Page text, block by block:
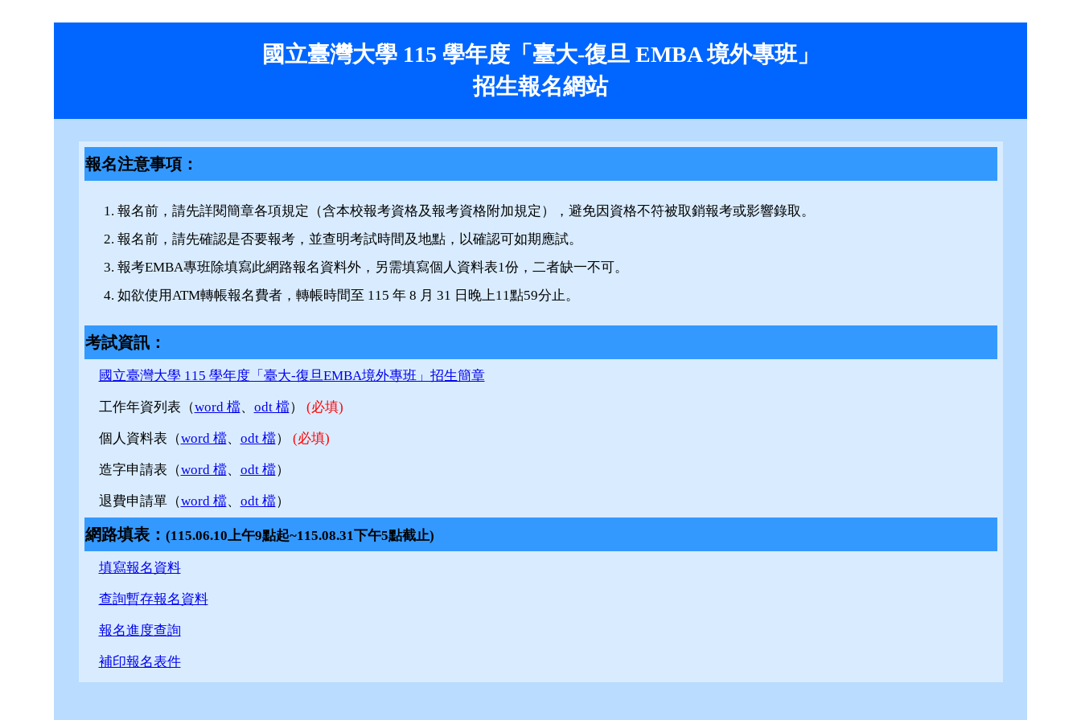
國立臺灣大學 115 學年度「臺大-復旦 EMBA 境外專班」
招生報名網站
報名注意事項：
報名前，請先詳閱簡章各項規定（含本校報考資格及報考資格附加規定），避免因資格不符被取銷報考或影響錄取。
報名前，請先確認是否要報考，並查明考試時間及地點，以確認可如期應試。
報考EMBA專班除填寫此網路報名資料外，另需填寫個人資料表1份，二者缺一不可。
如欲使用ATM轉帳報名費者，轉帳時間至 115 年 8 月 31 日晚上11點59分止。
考試資訊：
國立臺灣大學 115 學年度「臺大-復旦EMBA境外專班」招生簡章
工作年資列表（word 檔、 odt 檔） (必填)
個人資料表（word 檔、 odt 檔） (必填)
造字申請表（word 檔、 odt 檔）
退費申請單（word 檔、 odt 檔）
網路填表： (115.06.10上午9點起~115.08.31下午5點截止)
填寫報名資料
查詢暫存報名資料
報名進度查詢
補印報名表件